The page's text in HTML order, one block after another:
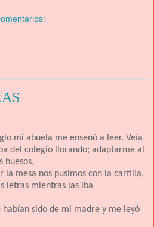
mi abuela me enseñó a leer. Veía
del colegio llorando; adaptarme al
huesos.
la mesa nos pusimos con la cartilla,
letras mientras las iba
habían sido de mi madre y me leyó